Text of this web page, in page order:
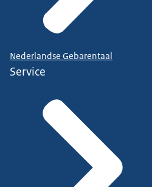
Nederlandse Gebarentaal
Service